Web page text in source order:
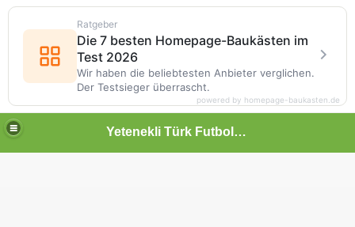
Yetenekli Türk Futbolcular
Ratgeber
Die 7 besten Homepage-Baukästen im
Test 2026
Wir haben die beliebtesten Anbieter verglichen.
Der Testsieger überrascht.
powered by homepage-baukasten.de